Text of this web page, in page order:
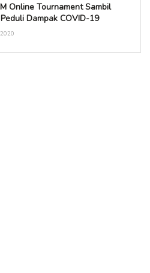
Online Tournament Sambil
Dampak COVID-19